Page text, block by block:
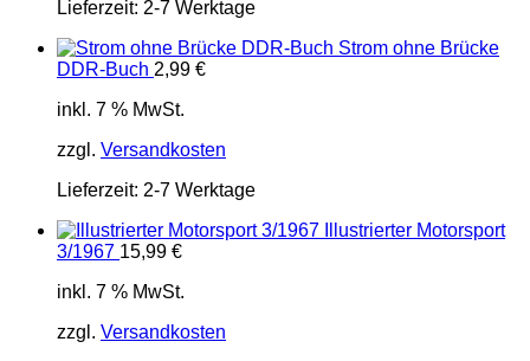
Lieferzeit: 2-7 Werktage
Strom ohne Brücke
DDR-Buch 2,99 €
inkl. 7 % MwSt.
zzgl. Versandkosten
Lieferzeit: 2-7 Werktage
Illustrierter Motorsport
3/1967 15,99 €
inkl. 7 % MwSt.
zzgl. Versandkosten